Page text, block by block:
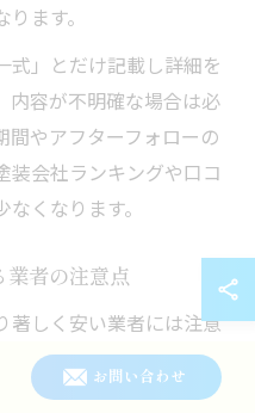
ます。
式」とだけ記載し詳細を
内容が不明確な場合は必
間やアフターフォローの
装会社ランキングや口コ
くなります。
業者の注意点
著しく安い業者には注意
は、手抜き工事や低品質
につながるリスクがあり
お問い合わせ